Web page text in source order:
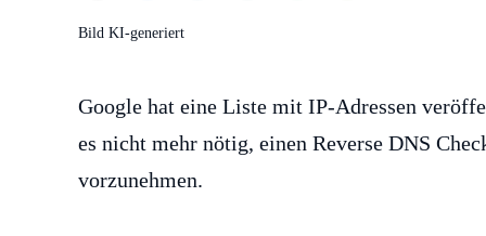
Bild KI-generiert
Google hat eine Liste mit IP-Adressen
es nicht mehr nötig, einen Reverse DNS
vorzunehmen.